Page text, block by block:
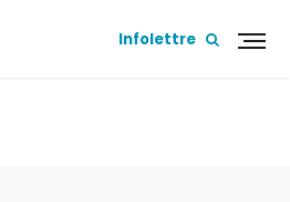
Infolettre